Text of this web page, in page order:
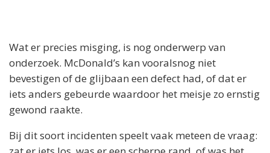
Wat er precies misging, is nog onderwerp van
onderzoek. McDonald’s kan vooralsnog niet
bevestigen of de glijbaan een defect had, of dat er
iets anders gebeurde waardoor het meisje zo ernstig
gewond raakte.
Bij dit soort incidenten speelt vaak meteen de vraag: